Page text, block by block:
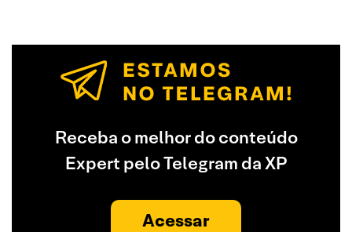
Receba o melhor do conteúdo
Expert pelo Telegram da XP
Acessar